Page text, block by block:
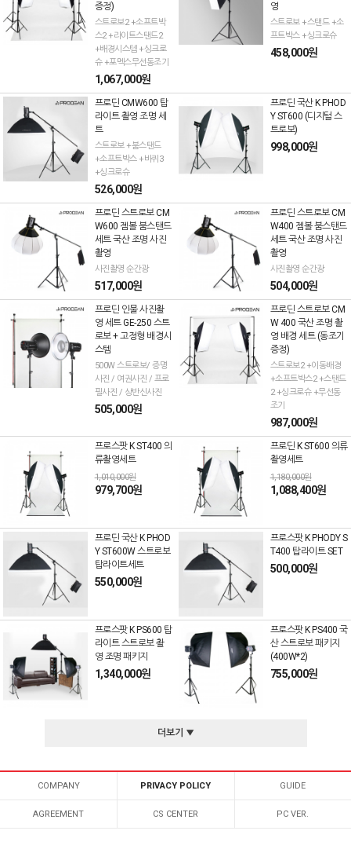
증정)
스트로보2 +소프트박
스2 +라이트스탠드2
+배경시스템 +싱크로
슈 +포멕스무선동조기
1,067,000원
영
스트로보 +스탠드 +소
프트박스 +싱크로슈
458,000원
프로딘 CMW600 탑
라이트 촬영 조명 세
트
스트로보 +붐스탠드
+소프트박스 +바퀴3
+싱크로슈
526,000원
프로딘 국산 K PHOD
Y ST600 (디지털 스
트로보)
998,000원
프로딘 스트로보 CM
W600 젬볼 붐스탠드
세트 국산 조명 사진
촬영
사진촬영 순간광
517,000원
프로딘 스트로보 CM
W400 젬볼 붐스탠드
세트 국산 조명 사진
촬영
사진촬영 순간광
504,000원
프로딘 인물 사진촬
영 세트 GE-250 스트
로보 + 고정형 배경시
스템
500W 스트로보/ 증명
사진 / 여권사진 / 프로
필사진 / 상반신사진
505,000원
프로딘 스트로보 CM
W 400 국산 조명 촬
영 배경 세트 (동조기
증정)
스트로보2 +이동배경
+소프트박스2 +스탠드
2 +싱크로슈 +무선동
조기
987,000원
프로스팟 K ST400 의
류촬영세트
1,010,000원
979,700원
프로딘 K ST600 의류
촬영세트
1,180,000원
1,088,400원
프로딘 국산 K PHOD
Y ST600W 스트로보
탑라이트세트
550,000원
프로스팟 K PHODY S
T400 탑라이트 SET
500,000원
프로스팟 K PS600 탑
라이트 스트로보 촬
영 조명 패키지
1,340,000원
프로스팟 K PS400 국
산 스트로보 패키지
(400W*2)
755,000원
더보기 ▼
COMPANY PRIVACY POLICY GUIDE
AGREEMENT CS CENTER PC VER.